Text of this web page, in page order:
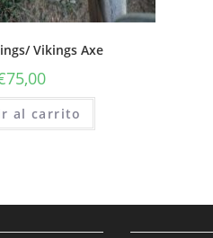
Vikings Axe
75,00
al carrito